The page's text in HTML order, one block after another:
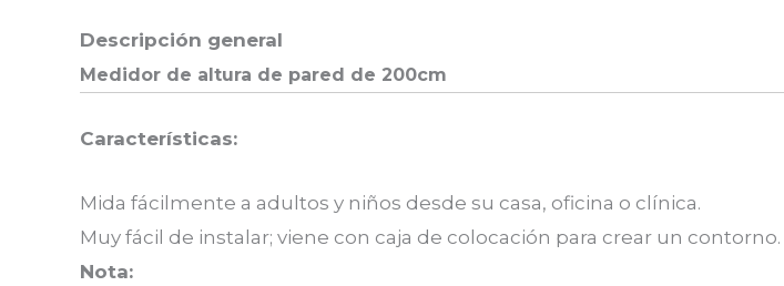
Descripción general
Medidor de altura de pared de 200cm
Características:
Mida fácilmente a adultos y niños desde su casa, oficina o clínica.
Muy fácil de instalar; viene con caja de colocación para crear un contorno.
Nota: